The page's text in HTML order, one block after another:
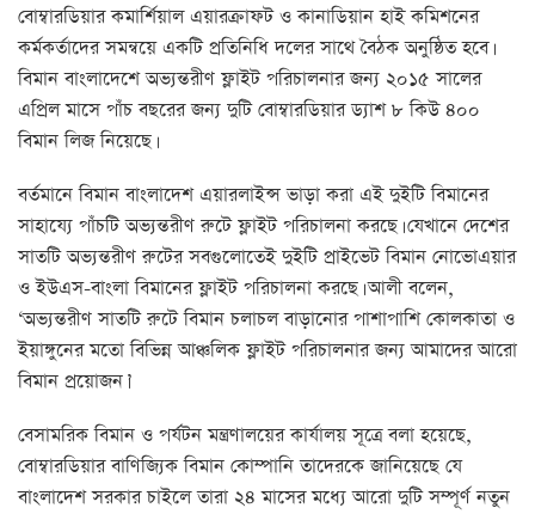
বোম্বারডিয়ার কমার্শিয়াল এয়ারক্রাফট ও কানাডিয়ান হাই কমিশনের
কর্মকর্তাদের সমন্বয়ে একটি প্রতিনিধি দলের সাথে বৈঠক অনুষ্ঠিত হবে।
বিমান বাংলাদেশে অভ্যন্তরীণ ফ্লাইট পরিচালনার জন্য ২০১৫ সালের
এপ্রিল মাসে পাঁচ বছরের জন্য দুটি বোম্বারডিয়ার ড্যাশ ৮ কিউ ৪০০
বিমান লিজ নিয়েছে।
বর্তমানে বিমান বাংলাদেশ এয়ারলাইন্স ভাড়া করা এই দুইটি বিমানের
সাহায্যে পাঁচটি অভ্যন্তরীণ রুটে ফ্লাইট পরিচালনা করছে। যেখানে দেশের
সাতটি অভ্যন্তরীণ রুটের সবগুলোতেই দুইটি প্রাইভেট বিমান নোভোএয়ার
ও ইউএস-বাংলা বিমানের ফ্লাইট পরিচালনা করছে। আলী বলেন,
‘অভ্যন্তরীণ সাতটি রুটে বিমান চলাচল বাড়ানোর পাশাপাশি কোলকাতা ও
ইয়াঙ্গুনের মতো বিভিন্ন আঞ্চলিক ফ্লাইট পরিচালনার জন্য আমাদের আরো
বিমান প্রয়োজন।’
বেসামরিক বিমান ও পর্যটন মন্ত্রণালয়ের কার্যালয় সূত্রে বলা হয়েছে,
বোম্বারডিয়ার বাণিজ্যিক বিমান কোম্পানি তাদেরকে জানিয়েছে যে
বাংলাদেশ সরকার চাইলে তারা ২৪ মাসের মধ্যে আরো দুটি সম্পূর্ণ নতুন